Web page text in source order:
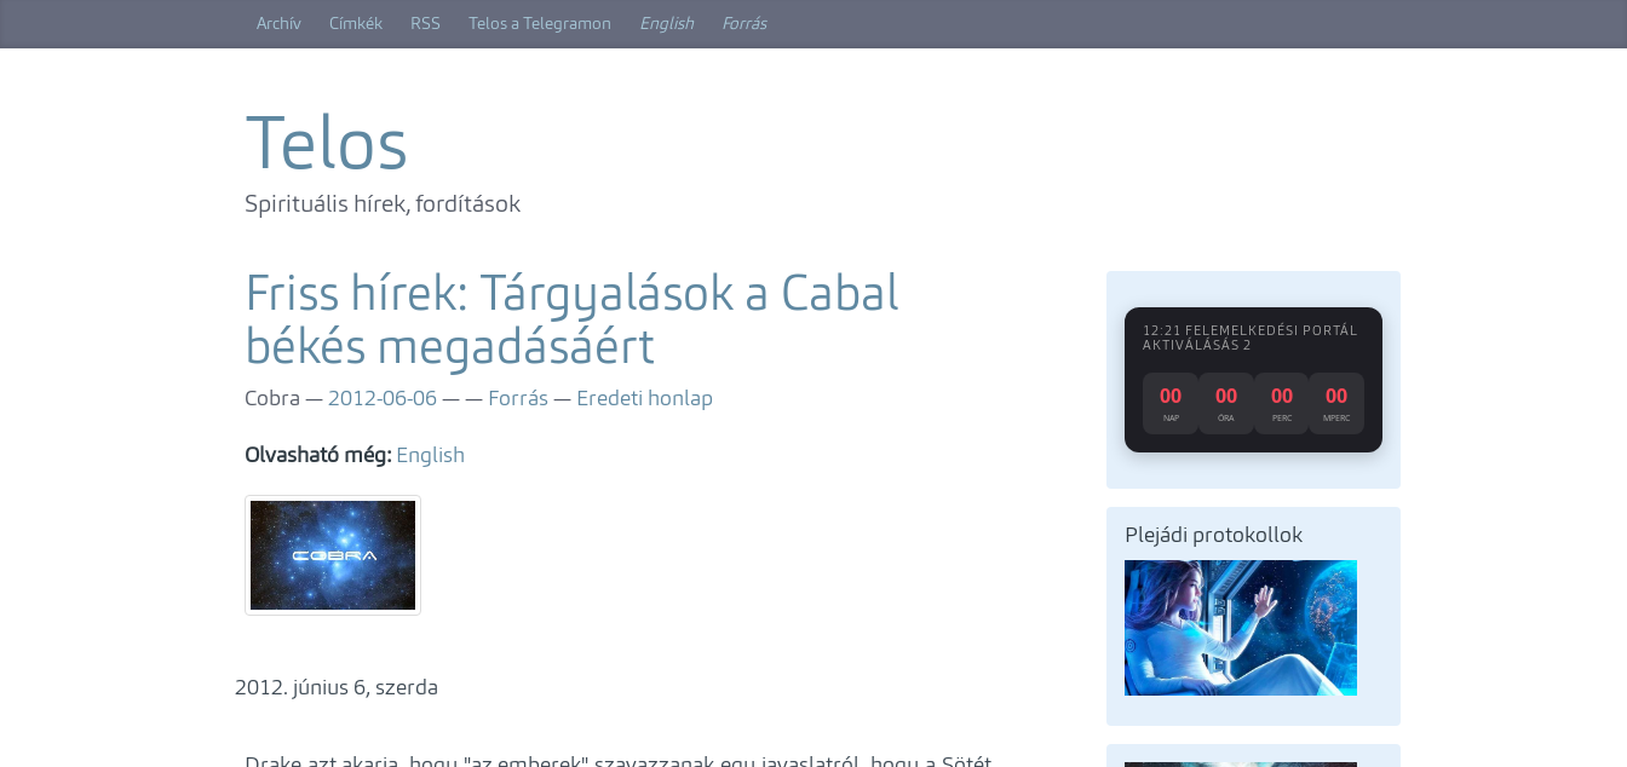
Archív Címkék RSS Telos a Telegramon English Forrás
Telos
Spirituális hírek, fordítások
Friss hírek: Tárgyalások a Cabal
békés megadásáért
Cobra 2012-06-06 Forrás Eredeti honlap
Olvasható még: English
június 6, szerda
12:21 FELEMELKEDÉSI PORTÁL
AKTIVÁLÁSÁS 2
00
NAP
00
ÓRA
00
PERC
00
MPERC
Plejádi protokollok